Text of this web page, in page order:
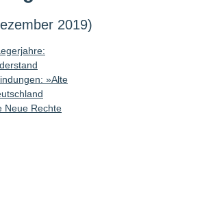
2019)
»Alte
Neue Rechte